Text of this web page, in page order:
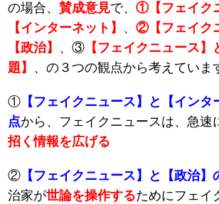
の場合、賛成意見で、①【フェイク
【インターネット】 、②【フェイク
【政治】 、③ 【フェイクニュース】
題】 、の３つの観点から考えていま
① 【フェイクニュース】と【イン
点から、フェイクニュースは、急速
招く情報を広げる
② 【フェイクニュース】と【政治】
治家が世論を操作するためにフェイ